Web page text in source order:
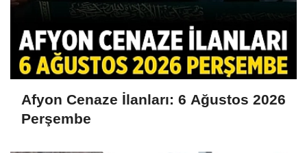
Afyon Cenaze İlanları: 6 Ağustos 2026
Perşembe